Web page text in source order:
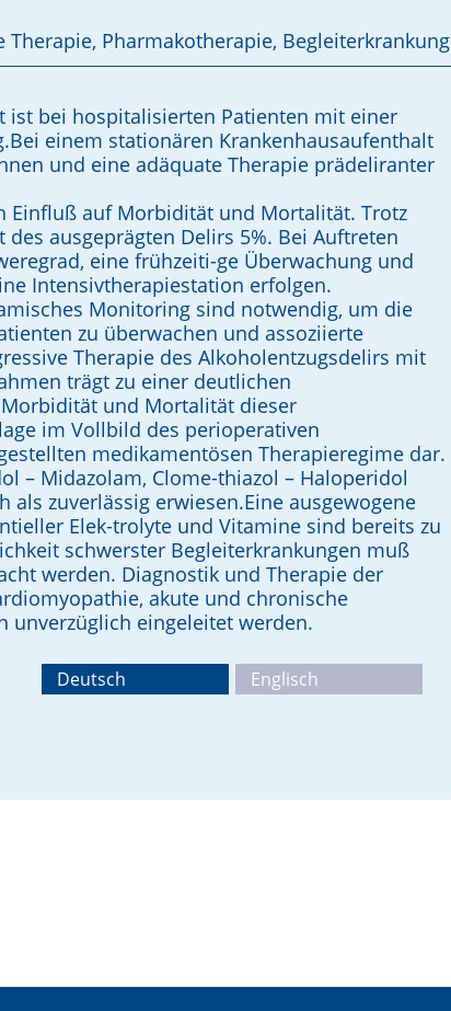
Pharmakotherapie, Begleiterkrankung
ist bei hospitalisierten Patienten mit einer
einem stationären Krankenhausaufenthalt
und eine adäquate Therapie prädeliranter
Einfluß auf Morbidität und Mortalität. Trotz
ausgeprägten Delirs 5%. Bei Auftreten
eine frühzeiti-ge Überwachung und
Intensivtherapiestation erfolgen.
Monitoring sind notwendig, um die
zu überwachen und assoziierte
Therapie des Alkoholentzugsdelirs mit
trägt zu einer deutlichen
und Mortalität dieser
im Vollbild des perioperativen
medikamentösen Therapieregime dar.
– Midazolam, Clome-thiazol – Haloperidol
zuverlässig erwiesen.Eine ausgewogene
Elek-trolyte und Vitamine sind bereits zu
schwerster Begleiterkrankungen muß
werden. Diagnostik und Therapie der
akute und chronische
unverzüglich eingeleitet werden.
Deutsch Englisch